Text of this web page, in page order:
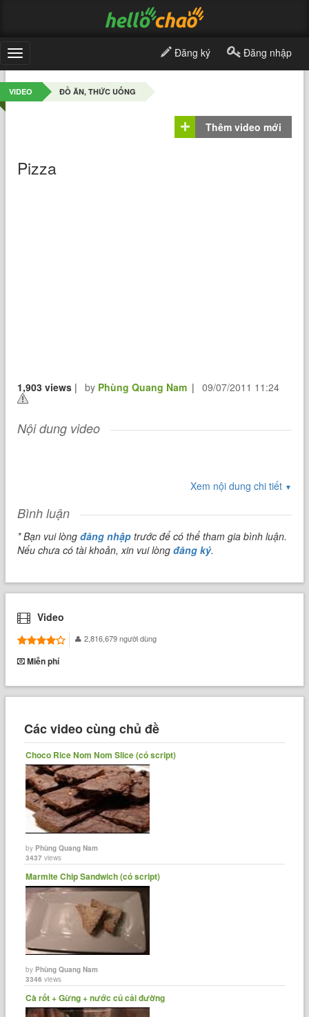
Toggle
navigation
Đăng ký Đăng nhập
VIDEO ĐỒ ĂN, THỨC UỐNG
Thêm video mới
Pizza
1,903 views | by Phùng Quang Nam | 09/07/2011 11:24
Nội dung video
Xem nội dung chi tiết ▼
Bình luận
* Bạn vui lòngđăng nhập trước để có thể tham gia bình luận.
Nếu chưa có tài khoản, xin vui lòngđăng ký.
Video
2,816,679 người dùng
Miễn phí
Các video cùng chủ đề
Choco Rice Nom Nom Slice (có script)
byPhùng Quang Nam
3437 views
Marmite Chip Sandwich (có script)
byPhùng Quang Nam
3346 views
Cà rốt + Gừng + nước củ cải đường